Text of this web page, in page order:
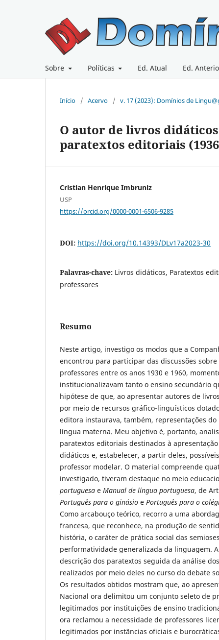
Sobre Políticas Ed. Atual Ed.
Início / Acervo / v. 17 (2023): Domínios de
O autor de livros
paratextos editoriais
Cristian Henrique Imbruniz
USP
https://orcid.org/0000-0001-6506-9285
DOI: https://doi.org/10.14393/DLv17a2023-30
Palavras-chave: Livros didáticos, Paratextos
professores
Resumo
Neste artigo, investigo os modos que a
encontrou para participar das discussões sobre
professores entre os anos 1930 e 1960,
institucionalizavam tanto o ensino secundário
hipótese de que, ao apresentar autores de
por meio de recursos gráfico-linguísticos
editora instaurava, também, representações
língua materna. Meu objetivo é, portanto,
paratextos editoriais destinados à
didáticos e, estabelecer, a partir deles,
professor modelar. O material compreende
investigado, tiveram destaque no meio
portuguesa e Manual de língua portuguesa, de
Português para o ginásio e Português para o
Como arcabouço teórico, recorro a uma
francesa, que reconhece, na produção de
história, o caráter de prática social das
performatividade generalizada da linguagem.
descrição dos paratextos seguida da análise
realizados por meio deles no curso do debate
Os resultados obtidos mostram que, ao
Nacional ora delimitou um conjunto seleto de
legitimados por instituições de ensino
ora reclamou a necessidade de professores
legitimados por instâncias oficiais e